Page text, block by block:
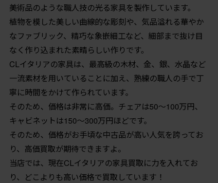
美術品のような職人技の光る家具を製作しています。
植物を模した美しい曲線的な彫刻や、気品溢れる華やか
なファブリック、精巧な象嵌細工など、細部まで抜け目
なく作り込まれた素晴らしい作りです。
CLイタリアの家具は、最高級の木材、金、銀、水晶など
一流素材を用いていることに加え、熟練の職人の手で丁
寧に時間をかけて作られています。
そのため、価格は非常に高価。チェアは50〜100万円、
キャビネットは150〜300万円ほどです。
そのため、価格がお手頃な中古品が高い人気を誇ってお
り、高価買取が期待できますよ。
当店では、現在CLイタリアの家具買取に力を入れてお
り、どこよりも高い価格で買取しています！